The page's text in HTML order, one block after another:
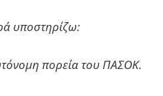
υποστηρίζω:
πορεία του ΠΑΣΟΚ.